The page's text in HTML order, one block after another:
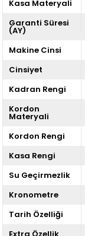
Kasa Materyali
Garanti Süresi
(AY)
Makine Cinsi
Cinsiyet
Kadran Rengi
Kordon
Materyali
Kordon Rengi
Kasa Rengi
Su Geçirmezlik
Kronometre
Tarih Özelliği
Extra Özellik